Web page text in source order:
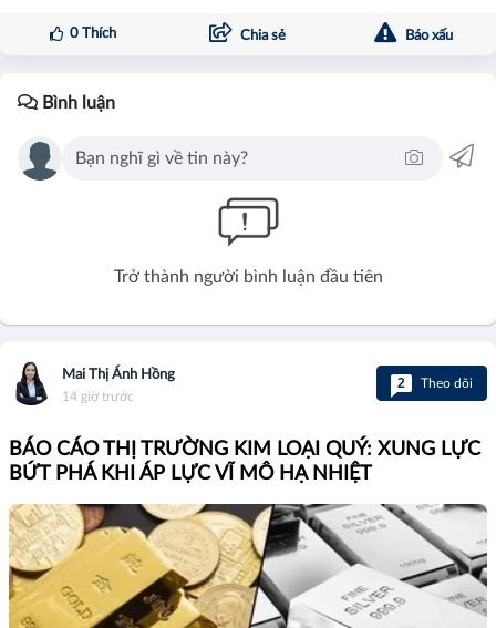
0Thích Chia sẻ Báo xấu
Bình luận
Trở thành người bình luận đầu tiên
Mai Thị Ánh Hồng
14 giờ trước
2 Theo dõi
BÁO CÁO THỊ TRƯỜNG KIM LOẠI QUÝ: XUNG LỰC
BỨT PHÁ KHI ÁP LỰC VĨ MÔ HẠ NHIỆT